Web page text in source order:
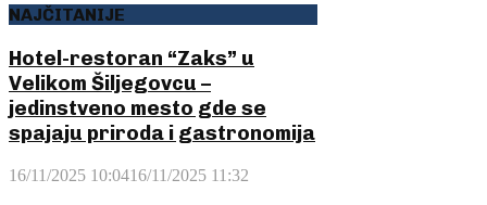
NAJČITANIJE
Hotel-restoran “Zaks” u
Velikom Šiljegovcu –
jedinstveno mesto gde se
spajaju priroda i gastronomija
16/11/2025 10:0416/11/2025 11:32